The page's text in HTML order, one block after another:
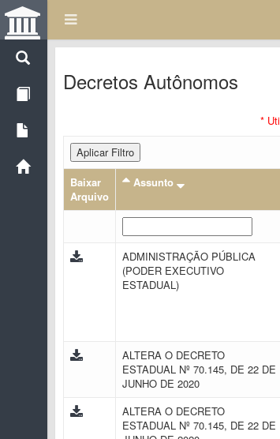
Decretos Autônomos
*
Aplicar Filtro
Baixar
Arquivo
Assunto
ADMINISTRAÇÃO PÚBLICA
(PODER EXECUTIVO
ESTADUAL)
ALTERA O DECRETO
ESTADUAL Nº 70.145, DE 22 DE
JUNHO DE 2020
ALTERA O DECRETO
ESTADUAL Nº 70.145, DE 22 DE